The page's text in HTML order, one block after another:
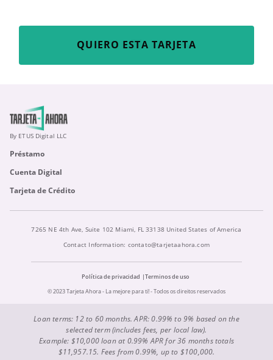
QUIERO ESTA TARJETA
By ETUS Digital LLC
Préstamo
Cuenta Digital
Tarjeta de Crédito
7265 NE 4th Ave, Suite 102 Miami, FL 33138 United States of America
Contact Information: contato@tarjetaahora.com
Política de privacidad
Terminos de uso
© 2023 Tarjeta Ahora - La mejore para ti! - Todos os direitos reservados
Loan terms: 12 to 60 months. APR: 0.99% to 9% based on the
selected term (includes fees, per local law).
Example: $10,000 loan at 0.99% APR for 36 months totals
$11,957.15. Fees from 0.99%, up to $100,000.